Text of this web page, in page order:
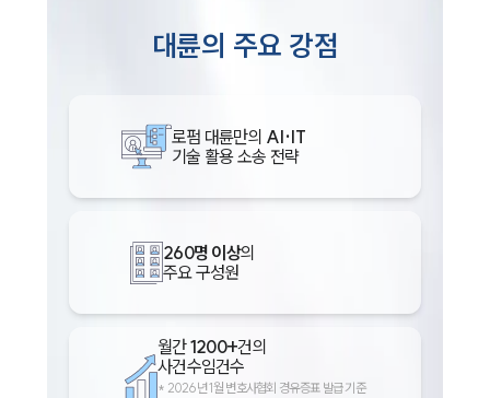
대륜의 주요 강점
로펌 대륜만의 AI·IT
기술 활용 소송 전략
260명 이상의
주요 구성원
월간1200+건의
사건수임건수
* 2026년 1월 변호사협회 경유증표 발급 기준